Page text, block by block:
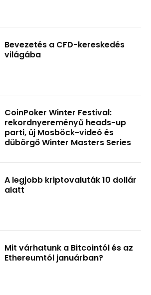
Bevezetés a CFD-kereskedés
világába
CoinPoker Winter Festival:
rekordnyereményű heads-up
parti, új Mosböck-videó és
dübörgő Winter Masters Series
A legjobb kriptovaluták 10 dollár
alatt
Mit várhatunk a Bitcointól és az
Ethereumtól januárban?